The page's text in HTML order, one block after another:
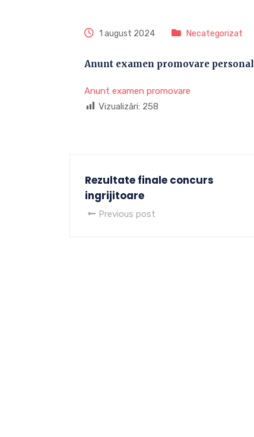
1 august 2024 Necategorizat
Anunt examen promovare
Anunt examen promovare
Vizualizări: 258
Rezultate finale concurs
ingrijitoare
Previous post